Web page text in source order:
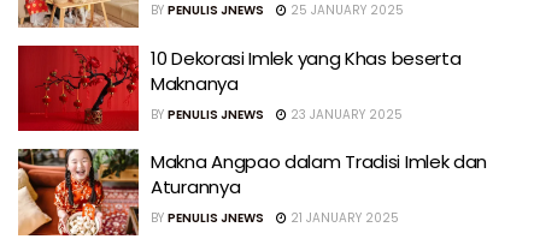
BY PENULIS JNEWS 25 JANUARY 2025
10 Dekorasi Imlek yang Khas beserta
Maknanya
BY PENULIS JNEWS 23 JANUARY 2025
Makna Angpao dalam Tradisi Imlek dan
Aturannya
BY PENULIS JNEWS 21 JANUARY 2025